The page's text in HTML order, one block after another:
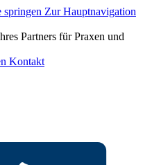
springen Zur Hauptnavigation
Partners für Praxen und
Kontakt